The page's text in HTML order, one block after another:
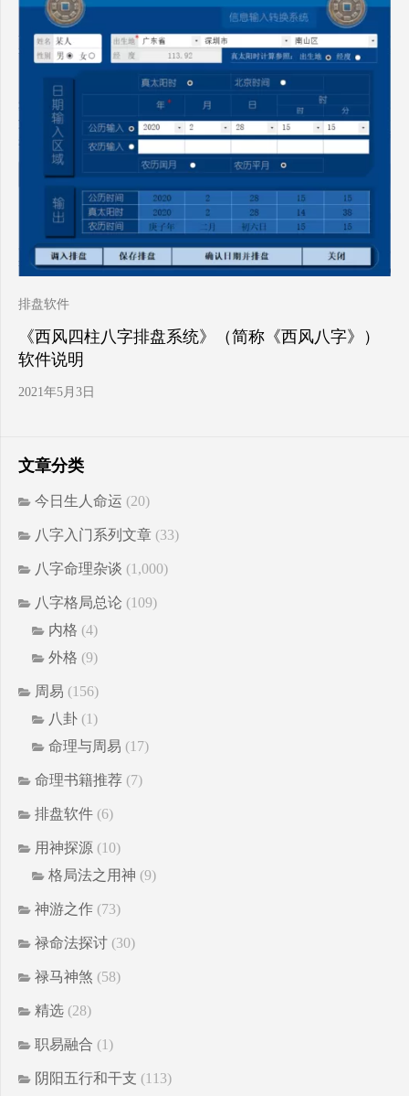
排盘软件
《西风四柱八字排盘系统》（简称《西风八字》）
软件说明
2021年5月3日
文章分类
今日生人命运 (20)
八字入门系列文章 (33)
八字命理杂谈 (1,000)
八字格局总论 (109)
内格 (4)
外格 (9)
周易 (156)
八卦 (1)
命理与周易 (17)
命理书籍推荐 (7)
排盘软件 (6)
用神探源 (10)
格局法之用神 (9)
神游之作 (73)
禄命法探讨 (30)
禄马神煞 (58)
精选 (28)
职易融合 (1)
阴阳五行和干支 (113)